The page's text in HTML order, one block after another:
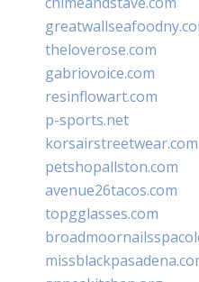
theloverose.com
gabriovoice.com
resinflowart.com
p-sports.net
korsairstreetwear.com
petshopallston.com
avenue26tacos.com
topgglasses.com